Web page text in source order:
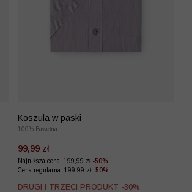
Koszula w paski
100% Bawełna
99,99 zł
Najniższa cena: 199,99 zł -50%
Cena regularna: 199,99 zł -50%
DRUGI I TRZECI PRODUKT -30%